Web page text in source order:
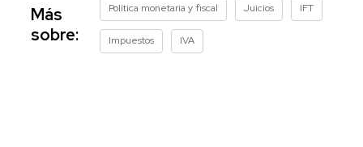
Más
sobre:
Política monetaria y fiscal Juicios IFT
Impuestos IVA